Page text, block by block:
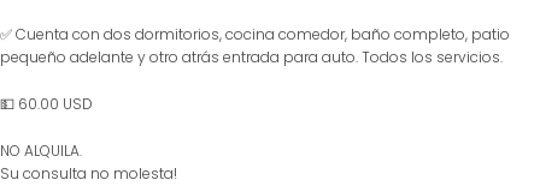
✅ Cuenta con dos dormitorios, cocina comedor, baño completo, patio
pequeño adelante y otro atrás entrada para auto. Todos los servicios.
💵 60.00 USD
NO ALQUILA.
Su consulta no molesta!